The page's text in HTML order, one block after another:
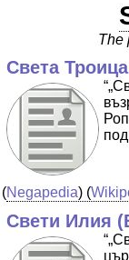
The
Света
(Negapedia) (
Свети Илия